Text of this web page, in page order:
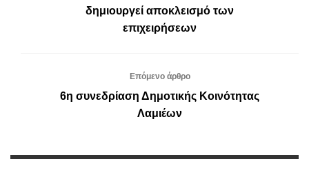
δημιουργεί αποκλεισμό των
επιχειρήσεων
Επόμενο άρθρο
6η συνεδρίαση Δημοτικής Κοινότητας
Λαμιέων